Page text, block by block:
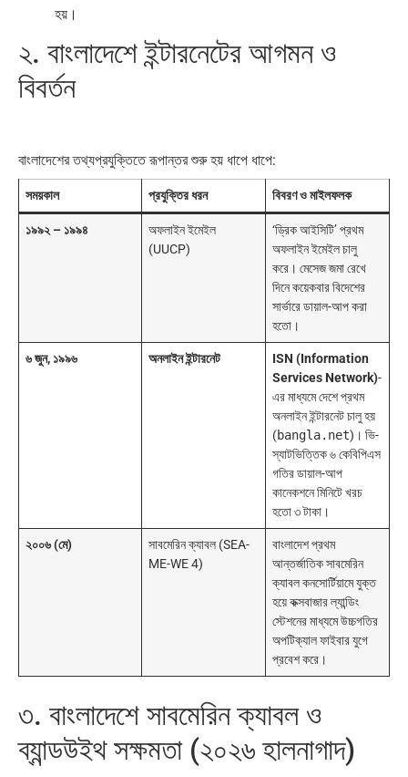
হয়।
২. বাংলাদেশে ইন্টারনেটের আগমন ও
বিবর্তন
বাংলাদেশের তথ্যপ্রযুক্তিতে রূপান্তর শুরু হয় ধাপে ধাপে:
সময়কাল প্রযুক্তির ধরন বিবরণ ও মাইলফলক
১৯৯২ – ১৯৯৪
অফলাইন ইমেইল
(UUCP)
‘ড্রিক আইসিটি’ প্রথম
অফলাইন ইমেইল চালু
করে। মেসেজ জমা রেখে
দিনে কয়েকবার বিদেশের
সার্ভারে ডায়াল-আপ করা
হতো।
৬ জুন, ১৯৯৬ অনলাইন ইন্টারনেট
ISN (Information
Services Network)-
এর মাধ্যমে দেশে প্রথম
অনলাইন ইন্টারনেট চালু হয়
(bangla.net)। ভি-
স্যাটভিত্তিক ৬ কেবিপিএস
গতির ডায়াল-আপ
কানেকশনে মিনিটে খরচ
হতো ৩ টাকা।
২০০৬ (মে)
সাবমেরিন ক্যাবল (SEA-
ME-WE 4)
বাংলাদেশ প্রথম
আন্তর্জাতিক সাবমেরিন
ক্যাবল কনসোর্টিয়ামে যুক্ত
হয়ে কক্সবাজার ল্যান্ডিং
স্টেশনের মাধ্যমে উচ্চগতির
অপটিক্যাল ফাইবার যুগে
প্রবেশ করে।
৩. বাংলাদেশে সাবমেরিন ক্যাবল ও
ব্যান্ডউইথ সক্ষমতা (২০২৬ হালনাগাদ)